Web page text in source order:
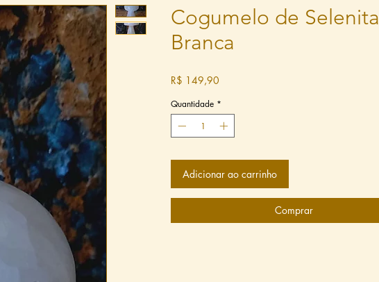
Cogumelo de Selenita
Branca
R$ 149,90
Quantidade *
Adicionar ao carrinho
Comprar